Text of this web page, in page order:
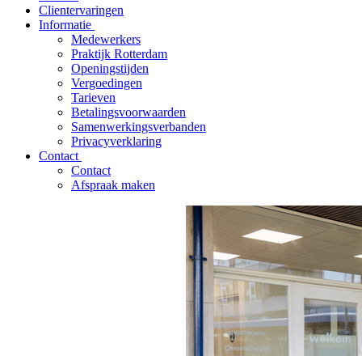
Clientervaringen
Informatie
Medewerkers
Praktijk Rotterdam
Openingstijden
Vergoedingen
Tarieven
Betalingsvoorwaarden
Samenwerkingsverbanden
Privacyverklaring
Contact
Contact
Afspraak maken